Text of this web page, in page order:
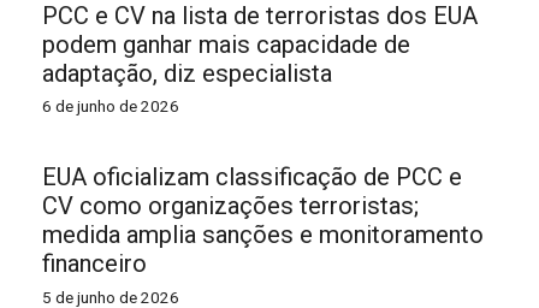
PCC e CV na lista de terroristas dos EUA
podem ganhar mais capacidade de
adaptação, diz especialista
6 de junho de 2026
EUA oficializam classificação de PCC e
CV como organizações terroristas;
medida amplia sanções e monitoramento
financeiro
5 de junho de 2026